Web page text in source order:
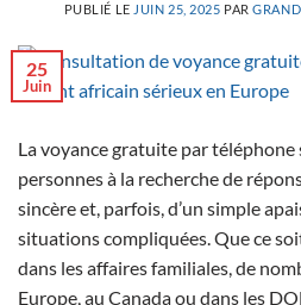
PUBLIÉ LE JUIN 25, 2025 PAR
25
Juin
La voyance gratuite par téléphone
personnes à la recherche de
sincère et, parfois, d’un simple
situations compliquées. Que ce
dans les affaires familiales, de
Europe, au Canada ou dans les